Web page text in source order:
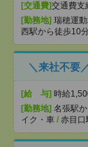
[交通費]交通費支
[勤務地] 瑞穂運
西駅から徒歩10
＼来社不要
[給 与] 時給
[勤務地] 名張駅
イク・車 / 赤目口